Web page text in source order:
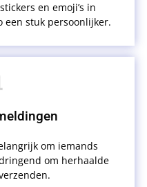
en emoji’s in
een stuk persoonlijker.
om iemands
om herhaalde